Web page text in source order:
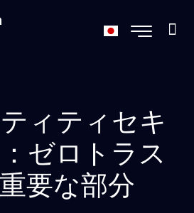
ィティセキ
ゼロトラス
要な部分